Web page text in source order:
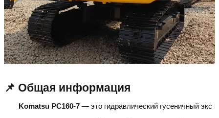
📌 Общая информация
Komatsu PC160-7 — это гидравлический гусеничный экс